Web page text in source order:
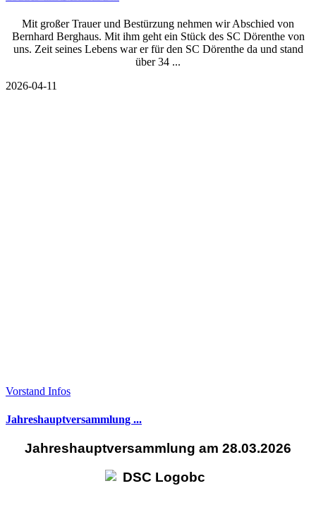
Mit großer Trauer und Bestürzung nehmen wir Abschied von
Bernhard Berghaus. Mit ihm geht ein Stück des SC Dörenthe von
uns. Zeit seines Lebens war er für den SC Dörenthe da und stand
über 34 ...
2026-04-11
Vorstand Infos
Jahreshauptversammlung ...
Jahreshauptversammlung am 28.03.2026